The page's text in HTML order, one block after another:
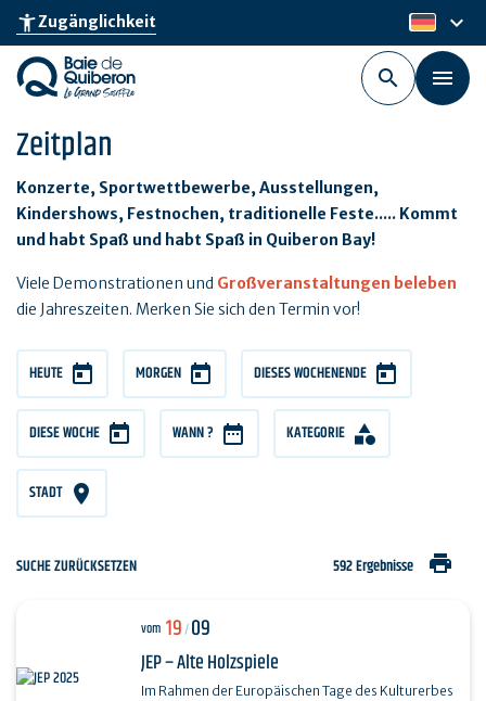
Skip
main
content
accessibility_newZugänglichkeit de
keyboard_arrow_down
Zeitplan
Konzerte, Sportwettbewerbe, Ausstellungen,
Kindershows, Festnochen, traditionelle Feste..... Kommt
und habt Spaß und habt Spaß in Quiberon Bay!
Viele Demonstrationen und Großveranstaltungen beleben
die Jahreszeiten. Merken Sie sich den Termin vor!
HEUTE MORGEN DIESES WOCHENENDE
DIESE WOCHE WANN ? KATEGORIE
STADT
SUCHE ZURÜCKSETZEN 592 Ergebnisse print
vom 19/09
JEP – Alte Holzspiele
Im Rahmen der Europäischen Tage des Kulturerbes